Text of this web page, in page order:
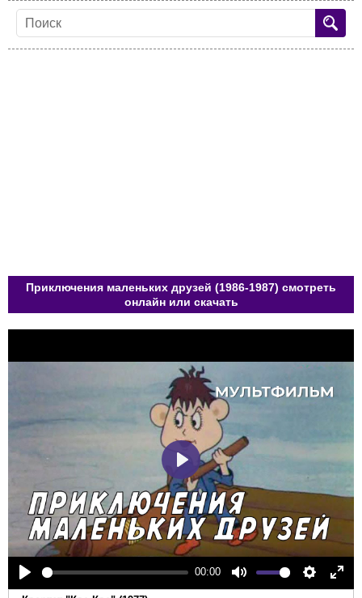
Приключения маленьких друзей (1986-1987) смотреть
онлайн или скачать
Play
00:00
Mute Settings
Play